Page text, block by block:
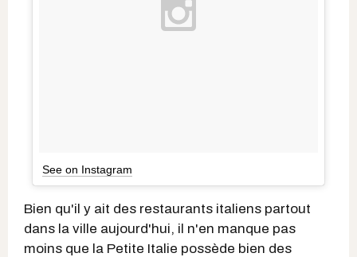
See on Instagram
Bien qu'il y ait des restaurants italiens partout
dans la ville aujourd'hui, il n'en manque pas
moins que la Petite Italie possède bien des